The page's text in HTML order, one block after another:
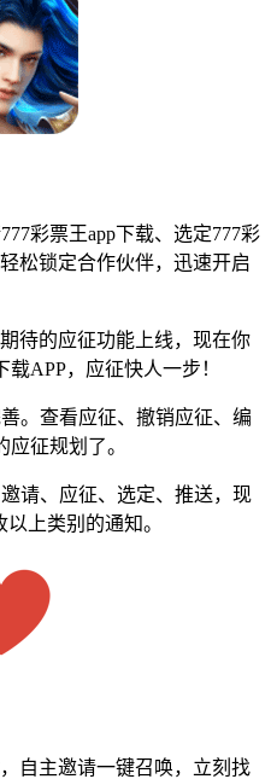
彩票王app下载、选定777彩
松锁定合作伙伴，迅速开启
待的应征功能上线，现在你
APP，应征快人一步！
查看应征、撤销应征、编
征规划了。
、应征、选定、推送，现
上类别的通知。
自主邀请一键召唤，立刻找